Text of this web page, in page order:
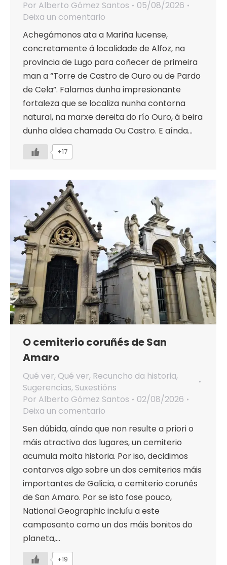
Por Alberto Gómez Santos
05/08/2026
Deixa un comentario
Achegámonos ata a Mariña lucense,
concretamente á localidade de Alfoz, na
provincia de Lugo para coñecer de primeira
man a “Torre de Castro de Ouro ou de Pardo
de Cela”. Falamos dunha impresionante
fortaleza que se localiza nunha contorna
natural, na marxe dereita do río Ouro, á beira
dunha aldea chamada Ou Castro. E aínda…
+17
O cemiterio coruñés de San
Amaro
Qué ver, Qué ver, Recuncho da historia,
Sugerencias, Suxestións
Por Alberto Gómez Santos
02/08/2026
Deixa un comentario
Sen dúbida, aínda que non resulte a priori o
máis atractivo dos lugares, un cemiterio
acumula moita historia. Por iso, decidimos
contarvos algo sobre un dos cemiterios máis
importantes de Galicia, o cemiterio coruñés
de San Amaro. Por se isto fose pouco,
National Geographic incluíu a este
camposanto como un dos máis bonitos do
planeta,…
+19